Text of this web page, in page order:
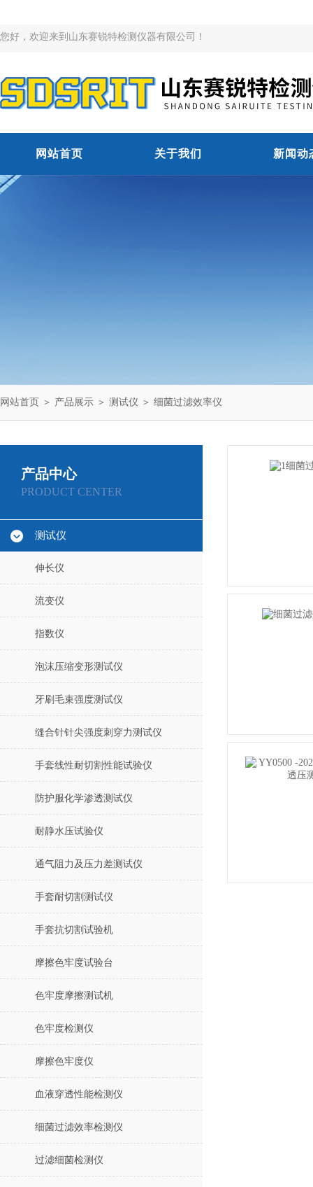
您好，欢迎来到山东赛锐特检测仪器有限公司！
网站首页 关于我们 新闻动
网站首页 ＞ 产品展示 ＞ 测试仪 ＞ 细菌过滤效率仪
产品中心
PRODUCT CENTER
测试仪
伸长仪
流变仪
指数仪
泡沫压缩变形测试仪
牙刷毛束强度测试仪
缝合针针尖强度刺穿力测试仪
手套线性耐切割性能试验仪
防护服化学渗透测试仪
耐静水压试验仪
通气阻力及压力差测试仪
手套耐切割测试仪
手套抗切割试验机
摩擦色牢度试验台
色牢度摩擦测试机
色牢度检测仪
摩擦色牢度仪
血液穿透性能检测仪
细菌过滤效率检测仪
过滤细菌检测仪